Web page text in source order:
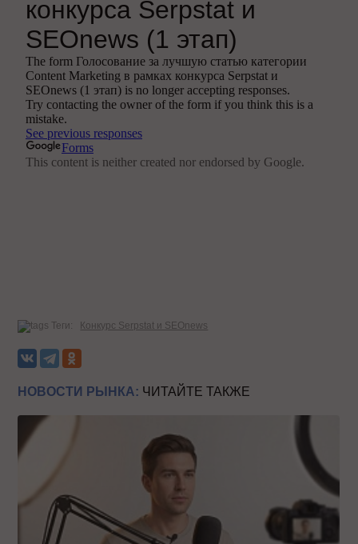
Теги: Конкурс Serpstat и SEOnews
НОВОСТИ РЫНКА: ЧИТАЙТЕ ТАКЖЕ